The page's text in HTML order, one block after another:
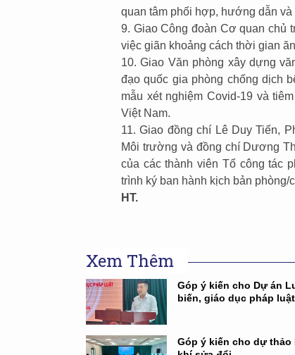
quan tâm phối hợp, hướng dẫn và
9. Giao Công đoàn Cơ quan chủ
việc giãn khoảng cách thời gian
10. Giao Văn phòng xây dựng
đạo quốc gia phòng chống dịch
mẫu xét nghiệm Covid-19 và
Việt Nam.
11. Giao đồng chí Lê Duy Tiến,
Môi trường và đồng chí Dương
của các thành viên Tổ công tác
trình ký ban hành kịch bản
HT.
Xem Thêm
Góp ý kiến cho Dự án
biến, giáo dục pháp
Góp ý kiến cho dự thảo